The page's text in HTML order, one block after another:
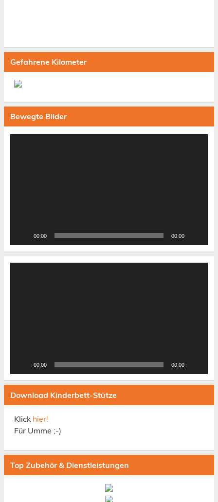
Gefahrene Kilometer
Bewegte Bilder
Video-
00:00 00:00
00:00 00:00
Download Kinderbett-Stütze
Klick hier!
Für Umme ;-)
Top Zubehör & Dienstleistungen